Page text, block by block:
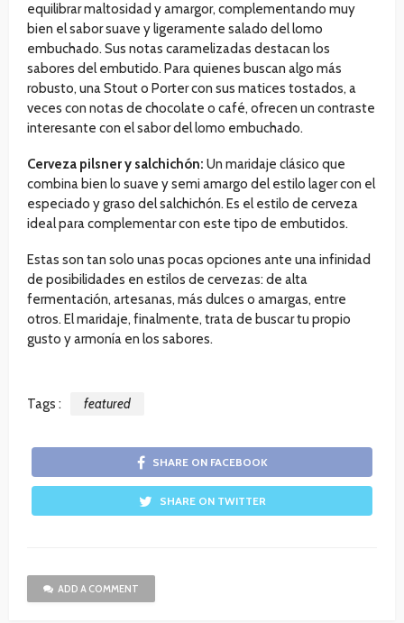
equilibrar maltosidad y amargor, complementando muy
bien el sabor suave y ligeramente salado del lomo
embuchado. Sus notas caramelizadas destacan los
sabores del embutido. Para quienes buscan algo más
robusto, una Stout o Porter con sus matices tostados, a
veces con notas de chocolate o café, ofrecen un contraste
interesante con el sabor del lomo embuchado.
Cerveza pilsner y salchichón: Un maridaje clásico que
combina bien lo suave y semi amargo del estilo lager con el
especiado y graso del salchichón. Es el estilo de cerveza
ideal para complementar con este tipo de embutidos.
Estas son tan solo unas pocas opciones ante una infinidad
de posibilidades en estilos de cervezas: de alta
fermentación, artesanas, más dulces o amargas, entre
otros. El maridaje, finalmente, trata de buscar tu propio
gusto y armonía en los sabores.
Tags : featured
SHARE ON FACEBOOK
SHARE ON TWITTER
ADD A COMMENT